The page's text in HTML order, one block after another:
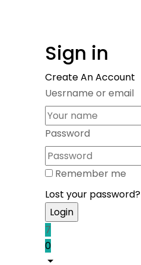
Sign in
Create An Account
Uesrname or email
Password
Remember me
Lost your password?
7
0